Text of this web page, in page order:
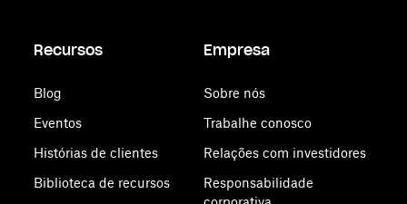
Recursos
Blog
Eventos
Histórias de clientes
Biblioteca de recursos
Empresa
Sobre nós
Trabalhe conosco
Relações com investidores
Responsabilidade